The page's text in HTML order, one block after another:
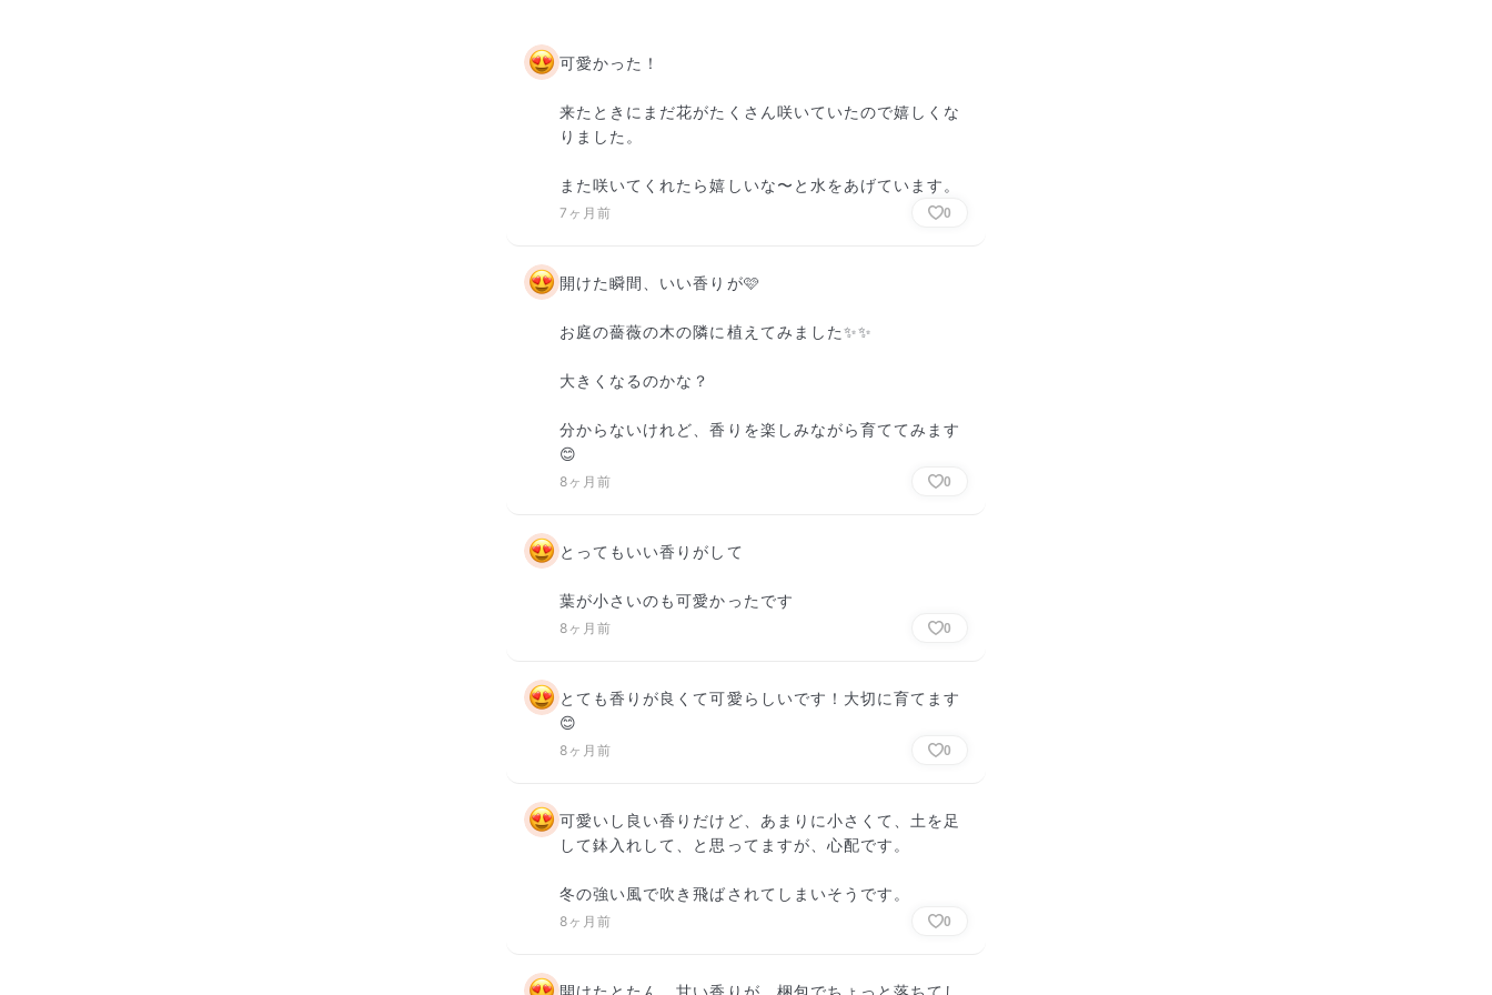
可愛かった！
来たときにまだ花がたくさん咲いていたので嬉しくな
りました。
また咲いてくれたら嬉しいな〜と水をあげています。
7ヶ月前 0
開けた瞬間、いい香りが🩷
お庭の薔薇の木の隣に植えてみました✨✨
大きくなるのかな？
分からないけれど、香りを楽しみながら育ててみます
😊
8ヶ月前 0
とってもいい香りがして
葉が小さいのも可愛かったです
8ヶ月前 0
とても香りが良くて可愛らしいです！大切に育てます
😊
8ヶ月前 0
可愛いし良い香りだけど、あまりに小さくて、土を足
して鉢入れして、と思ってますが、心配です。
冬の強い風で吹き飛ばされてしまいそうです。
8ヶ月前 0
開けたとたん、甘い香りが。梱包でちょっと落ちてし